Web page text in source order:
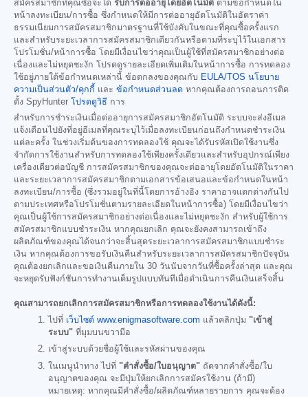
สมัครสมาชิกที่คุณซื้อจะได้ รับการต่ออายุโดยอัตโนมัติ ตามข้อกำหนดใน
หน้าลงทะเบียน/การซื้อ ซึ่งกำหนดให้มีการต่ออายุอัตโนมัติในอัตราค่า
ธรรมเนียมการสมัครสมาชิกมาตรฐานที่ใช้บังคับในขณะที่คุณซื้อครั้งแรก
และสำหรับระยะเวลาการสมัครสมาชิกเดียวกันหรือตามที่ระบุไว้ในเอกสาร
โปรโมชั่น/หน้าการซื้อ โดยมีเงื่อนไขว่าคุณเป็นผู้ใช้ที่สมัครสมาชิกอย่างต่อ
เนื่องและไม่หยุดชะงัก โปรดดูรายละเอียดเพิ่มเติมในหน้าการซื้อ การทดลอง
ใช้อยู่ภายใต้ข้อกำหนดเหล่านี้ ข้อตกลงของคุณกับ EULA/TOS นโยบาย
ความเป็นส่วนตัว/คุกกี้ และ ข้อกำหนดส่วนลด หากคุณต้องการถอนการติด
ตั้ง SpyHunter โปรดดูวิธี การ
สำหรับการชำระเงินเมื่อต่ออายุการสมัครสมาชิกอัตโนมัติ ระบบจะส่งอีเมล
แจ้งเตือนไปยังที่อยู่อีเมลที่คุณระบุไว้เมื่อลงทะเบียนก่อนถึงกำหนดชำระเงิน
แต่ละครั้ง ในช่วงเริ่มต้นของการทดลองใช้ คุณจะได้รับรหัสเปิดใช้งานซึ่ง
จำกัดการใช้งานสำหรับการทดลองใช้เพียงครั้งเดียวและสำหรับอุปกรณ์เพียง
เครื่องเดียวต่อบัญชี การสมัครสมาชิกของคุณจะต่ออายุโดยอัตโนมัติในราคา
และระยะเวลาการสมัครสมาชิกตามเอกสารข้อเสนอและข้อกำหนดในหน้า
ลงทะเบียน/การซื้อ (ซึ่งรวมอยู่ในที่นี้โดยการอ้างอิง ราคาอาจแตกต่างกันไป
ตามประเทศหรือโปรโมชั่นตามรายละเอียดในหน้าการซื้อ) โดยมีเงื่อนไขว่า
คุณเป็นผู้ใช้การสมัครสมาชิกอย่างต่อเนื่องและไม่หยุดชะงัก สำหรับผู้ใช้การ
สมัครสมาชิกแบบชำระเงิน หากคุณยกเลิก คุณจะยังคงสามารถเข้าถึง
ผลิตภัณฑ์ของคุณได้จนกว่าจะสิ้นสุดระยะเวลาการสมัครสมาชิกแบบชำระ
เงิน หากคุณต้องการขอรับเงินคืนสำหรับระยะเวลาการสมัครสมาชิกปัจจุบัน
คุณต้องยกเลิกและขอเงินคืนภายใน 30 วันนับจากวันที่ซื้อครั้งล่าสุด และคุณ
จะหยุดรับฟังก์ชันการทำงานเต็มรูปแบบทันทีเมื่อดำเนินการคืนเงินเสร็จสิ้น
คุณสามารถยกเลิกการสมัครสมาชิกหรือการทดลองใช้งานได้ดังนี้:
ไปที่ เว็บไซต์ www.enigmasoftware.com แล้วคลิกปุ่ม "เข้าสู่
ระบบ" ที่มุมบนขวามือ
เข้าสู่ระบบด้วยชื่อผู้ใช้และรหัสผ่านของคุณ
ในเมนูนำทาง ไปที่ "คำสั่งซื้อ/ใบอนุญาต" ถัดจากคำสั่งซื้อ/ใบ
อนุญาตของคุณ จะมีปุ่มให้ยกเลิกการสมัครใช้งาน (ถ้ามี)
หมายเหตุ: หากคุณมีคำสั่งซื้อ/ผลิตภัณฑ์หลายรายการ คุณจะต้อง